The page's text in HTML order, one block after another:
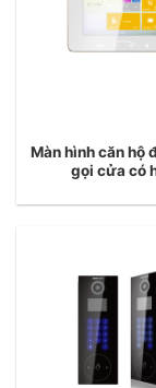
Màn hình căn hộ
gọi cửa có